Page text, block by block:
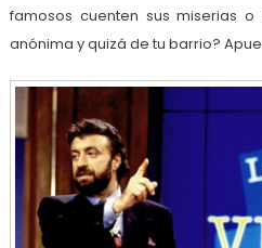
famosos cuenten sus miserias
anónima y quizá de tu barrio?